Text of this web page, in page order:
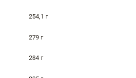
254,1 г
279 г
284 г